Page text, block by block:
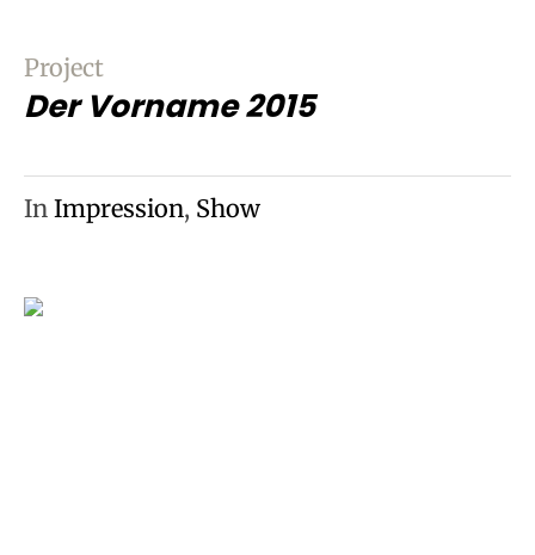
Project
Der Vorname 2015
In Impression, Show